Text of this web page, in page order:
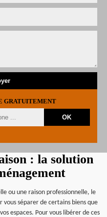
GRATUITEMENT
: la solution
ou une raison professionnelle, le
séparer de certains biens que
espaces. Pour vous libérer de ces